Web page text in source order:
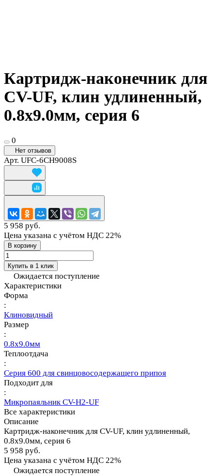
Картридж-наконечник для
CV-UF, клин удлиненный,
0.8х9.0мм, серия 6
0
Нет отзывов
Арт. UFC-6CH9008S
5 958 руб.
Цена указана с учётом НДС 22%
В корзину
Купить в 1 клик
Ожидается поступление
Характеристики
Форма
:
Клиновидный
Размер
:
0.8х9.0мм
Теплоотдача
:
Серия 600 для свинцовосодержащего припоя
Подходит для
:
Микропаяльник CV-H2-UF
Все характеристики
Описание
Картридж-наконечник для CV-UF, клин удлиненный,
0.8х9.0мм, серия 6
5 958 руб.
Цена указана с учётом НДС 22%
Ожидается поступление